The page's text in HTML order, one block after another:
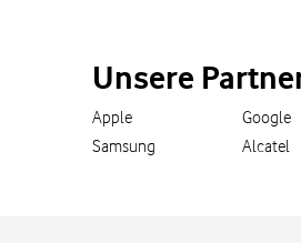
Unsere
Apple
Samsung
Google
Alcatel